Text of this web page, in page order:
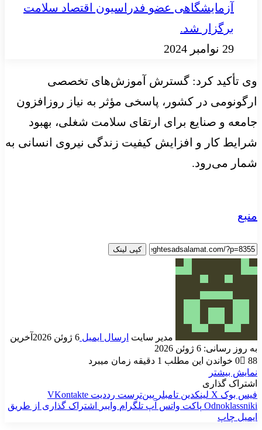
آزمایشگاهی عضو فدراسیون اقتصاد سلامت
برگزار شد.
29 نوامبر 2024
وی تأکید کرد: گسترش آموزش‌های تخصصی
ارگونومی در کشور، پاسخی مؤثر به نیاز روزافزون
جامعه و صنایع برای ارتقای سلامت شغلی، بهبود
شرایط کار و افزایش کیفیت زندگی نیروی انسانی به
شمار می‌رود.
منبع
کپی لینک
مدیر سایت ارسال ایمیل 6 ژوئن 2026
آخرین
به روز رسانی: 6 ژوئن 2026
0
88
خواندن این مطلب 1 دقیقه زمان میبرد
نمایش بیشتر
اشتراک گذاری
فیس بوک X لینکدین ‫تامبلر ‫پین‌ترست ‫رددیت ‫VKontakte
‫Odnoklassniki پاکت واتس آپ تلگرام وایبر
اشتراک گذاری از طریق
ایمیل چاپ